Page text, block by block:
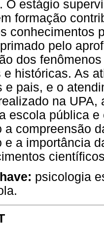
O estágio
formação
conhecimentos
pelo
dos
e históricas. As
e pais, e o
na
escola pública
a compreensão
e a importância
psicologia